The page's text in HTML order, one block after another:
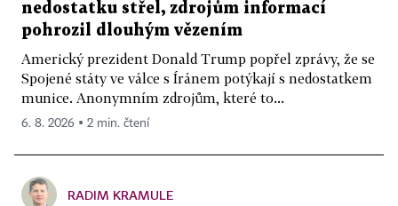
nedostatku střel, zdrojům informací
pohrozil dlouhým vězením
Americký prezident Donald Trump popřel zprávy, že se
Spojené státy ve válce s Íránem potýkají s nedostatkem
munice. Anonymním zdrojům, které to...
6. 8. 2026 ▪ 2 min. čtení
RADIM KRAMULE